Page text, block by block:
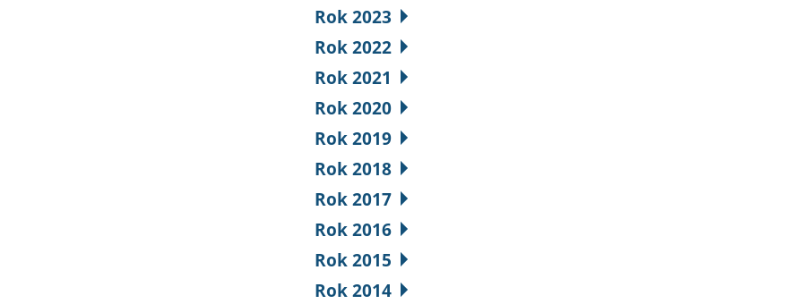
Rok 2023
Rok 2022
Rok 2021
Rok 2020
Rok 2019
Rok 2018
Rok 2017
Rok 2016
Rok 2015
Rok 2014